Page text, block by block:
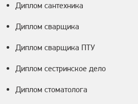
Диплом сантехника
Диплом сварщика
Диплом сварщика ПТУ
Диплом сестринское дело
Диплом стоматолога